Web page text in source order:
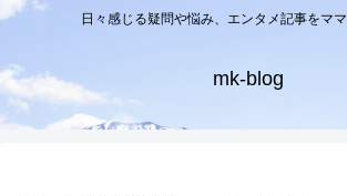
日々感じる疑問や悩み、エンタメ記事をマ
mk-blog